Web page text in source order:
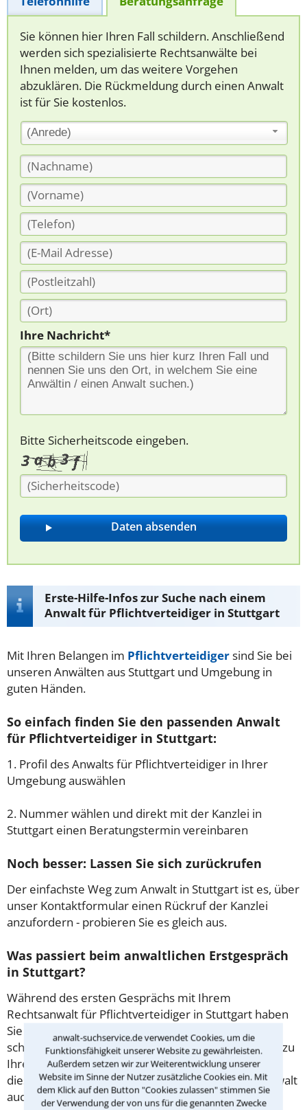
anwalt-suchservice.de verwendet Cookies, um die
Funktionsfähigkeit unserer Website zu gewährleisten.
Außerdem setzen wir zur Weiterentwicklung unserer
Website im Sinne der Nutzer zusätzliche Cookies ein. Mit
dem Klick auf den Button "Cookies zulassen" stimmen Sie
der Verwendung der von uns für die genannten Zwecke
Sie können hier Ihren Fall schildern. Anschließend
werden sich spezialisierte Rechtsanwälte bei
Ihnen melden, um das weitere Vorgehen
abzuklären. Die Rückmeldung durch einen Anwalt
ist für Sie kostenlos.
(Anrede)
Ihre Nachricht*
Bitte Sicherheitscode eingeben.
Erste-Hilfe-Infos zur Suche nach einem
Anwalt für Pflichtverteidiger in Stuttgart
Mit Ihren Belangen im Pflichtverteidigersind Sie bei
unseren Anwälten aus Stuttgart und Umgebung in
guten Händen.
So einfach finden Sie den passenden Anwalt
für Pflichtverteidiger in Stuttgart:
1. Profil des Anwalts für Pflichtverteidiger in Ihrer
Umgebung auswählen
2. Nummer wählen und direkt mit der Kanzlei in
Stuttgart einen Beratungstermin vereinbaren
Noch besser: Lassen Sie sich zurückrufen
Der einfachste Weg zum Anwalt in Stuttgart ist es, über
unser Kontaktformular einen Rückruf der Kanzlei
anzufordern - probieren Sie es gleich aus.
Was passiert beim anwaltlichen Erstgespräch
in Stuttgart?
Während des ersten Gesprächs mit Ihrem
Rechtsanwalt für Pflichtverteidiger in Stuttgart haben
Sie die Möglichkeit, in Ruhe den Sachverhalt zu
schildern, sodass Sie eine qualifizierte Einschätzung zu
Ihrem Fall und Ihren Erfolgsaussichten erhalten. In
diesem Termin besprechen Sie dann mit Ihrem Anwalt
auch die weitere Vorgehensweise in Ihrem Fall.